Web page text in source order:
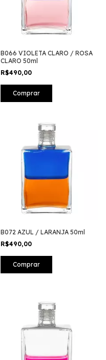
B066 VIOLETA CLARO / ROSA
CLARO 50ml
R$490,00
B072 AZUL / LARANJA 50ml
R$490,00